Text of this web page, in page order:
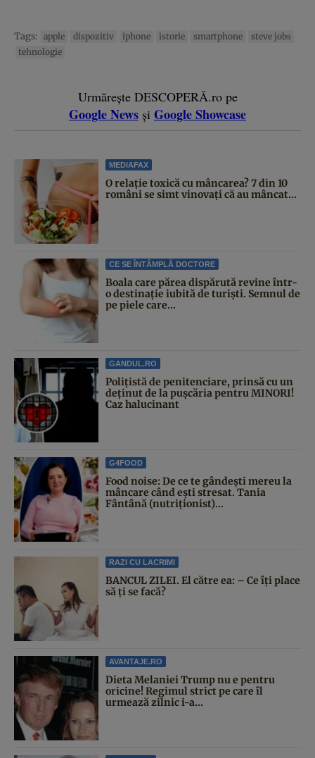
Tags: apple dispozitiv iphone istorie smartphone
steve jobs
tehnologie
Urmărește DESCOPERĂ.ro pe
Google News și Google Showcase
MEDIAFAX
O relație toxică cu mâncarea? 7 din 10
români se simt vinovați că au mâncat...
CE SE ÎNTÂMPLĂ DOCTORE
Boala care părea dispărută revine într-
o destinație iubită de turiști. Semnul de
pe piele care...
GANDUL.RO
Polițistă de penitenciare, prinsă cu un
deținut de la pușcăria pentru MINORI!
Caz halucinant
G4FOOD
Food noise: De ce te gândești mereu la
mâncare când ești stresat. Tania
Fântână (nutriționist)...
RAZI CU LACRIMI
BANCUL ZILEI. El către ea: – Ce îți place
să ți se facă?
AVANTAJE.RO
Dieta Melaniei Trump nu e pentru
oricine! Regimul strict pe care îl
urmează zilnic i-a...